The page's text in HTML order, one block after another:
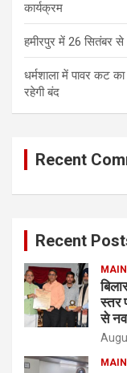
कार्यक्रम
हमीरपुर में 26 सितंबर से
धर्मशाला में पावर कट
रहेगी बंद
Recent
Recent
स्तर
से